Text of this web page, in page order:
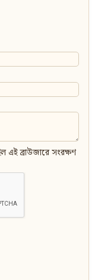
এই ব্রাউজারে সংরক্ষণ